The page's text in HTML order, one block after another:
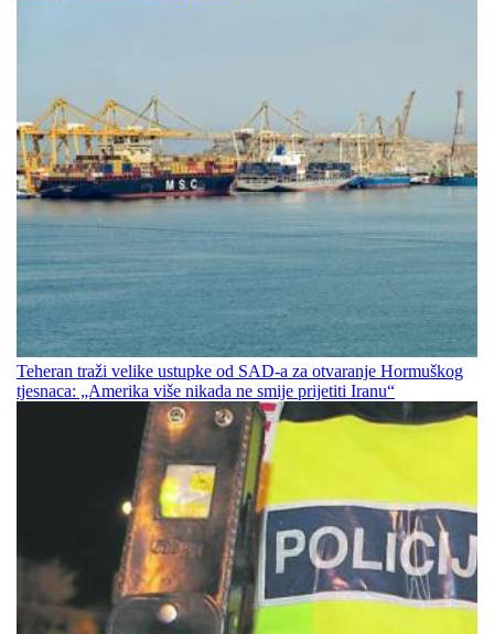
Teheran traži velike ustupke od SAD-a za otvaranje Hormuškog
tjesnaca: „Amerika više nikada ne smije prijetiti Iranu“